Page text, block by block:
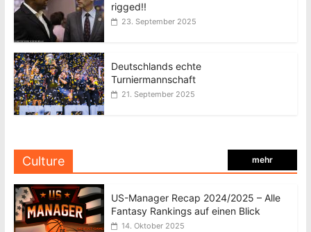
rigged!!
23. September 2025
Deutschlands echte
Turniermannschaft
21. September 2025
Culture mehr
US-Manager Recap 2024/2025 – Alle
Fantasy Rankings auf einen Blick
14. Oktober 2025